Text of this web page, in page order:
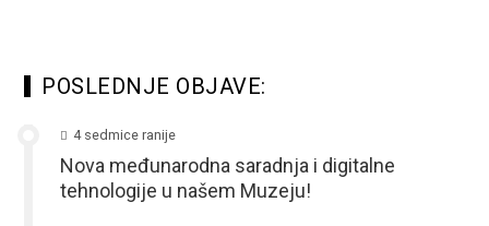
POSLEDNJE OBJAVE:
4 sedmice ranije
Nova međunarodna saradnja i digitalne
tehnologije u našem Muzeju!